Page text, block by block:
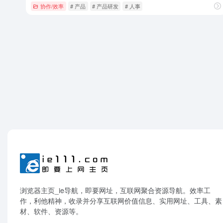
协作/效率 # 产品 # 产品研发 # 人事
浏览器主页_ie导航，即要网址，互联网聚合资源导航。效率工
作，利他精神，收录并分享互联网价值信息、实用网址、工具、素
材、软件、资源等。